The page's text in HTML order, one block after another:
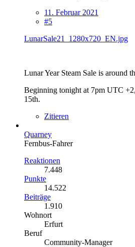
11. Februar 2021
#5
LunarSale21_1280x720_EN.jpg
Lunar Year Steam Sale is around
Beginning tonight at 7pm UTC
15th.
Zitieren
Quarney
Fernbus-Fahrer
Reaktionen
7.448
Punkte
14.522
Beiträge
1.910
Wohnort
Erfurt
Beruf
Community-Manager